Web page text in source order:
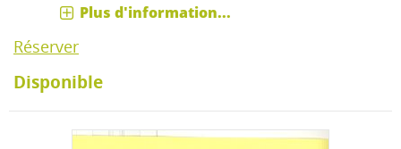
Plus d'information...
Réserver
Disponible